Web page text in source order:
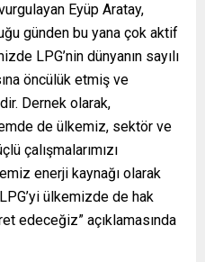
Eyüp Aratay,
günden bu yana çok aktif
LPG’nin dünyanın sayılı
öncülük etmiş ve
Dernek olarak,
de ülkemiz, sektör ve
çalışmalarımızı
enerji kaynağı olarak
ülkemizde de hak
edeceğiz” açıklamasında